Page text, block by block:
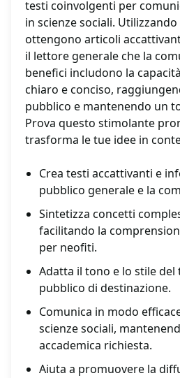
testi coinvolgenti per
in scienze sociali. Utilizzando
ottengono articoli
il lettore generale che la
benefici includono la
chiaro e conciso,
pubblico e mantenendo un
Prova questo stimolante
trasforma le tue idee in
Crea testi accattivanti e
pubblico generale e la
Sintetizza concetti
facilitando la
per neofiti.
Adatta il tono e lo stile del
pubblico di destinazione.
Comunica in modo
scienze sociali,
accademica richiesta.
Aiuta a promuovere la